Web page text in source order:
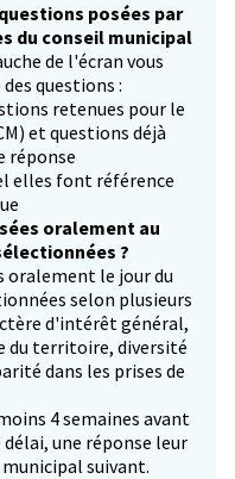
posées par
du conseil municipal
de l'écran vous
questions :
retenues pour le
et questions déjà
réponse
elles font référence
oralement au
?
oralement le jour du
selon plusieurs
d'intérêt général,
du territoire, diversité
dans les prises de
4 semaines avant
une réponse leur
suivant.